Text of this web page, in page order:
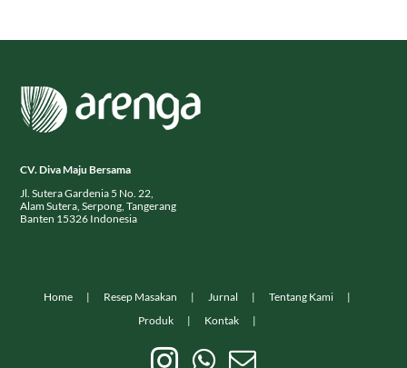
CV. Diva Maju Bersama
Jl. Sutera Gardenia 5 No. 22,
Alam Sutera, Serpong, Tangerang
Banten 15326 Indonesia
Home Resep Masakan Jurnal
Tentang Kami
Produk
Kontak